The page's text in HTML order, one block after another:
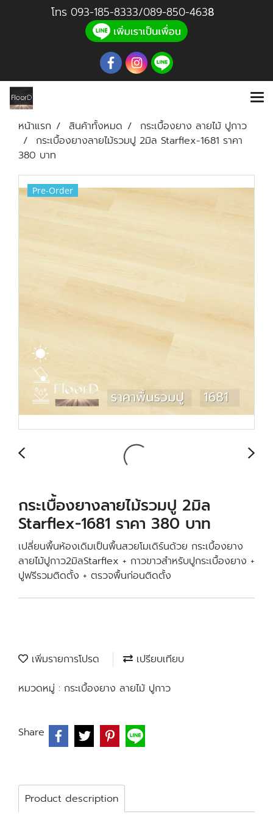
โทร 093-185-8333/089-850-4638
หน้าแรก สินค้าทั้งหมด
กระเบื้องยาง ลายไม้ ปูกาว
กระเบื้องยางลายไม้รวมปู 2มิล Starflex-1681 ราคา
380 บาท
Pre-Order
กระเบื้องยางลายไม้รวมปู 2มิล
Starflex-1681 ราคา 380 บาท
เปลี่ยนพื้นห้องเดิมเป็นพื้นสวยโมเดิร์นด้วย กระเบื้องยาง
ลายไม้ปูกาว2มิลStarflex + กาวขาวสำหรับปูกระเบื้องยาง +
ปูฟรีรวมติดตั้ง + ตรวจพื้นก่อนติดตั้ง
เพิ่มรายการโปรด
เปรียบเทียบ
หมวดหมู่ : กระเบื้องยาง ลายไม้ ปูกาว
Share
Product description